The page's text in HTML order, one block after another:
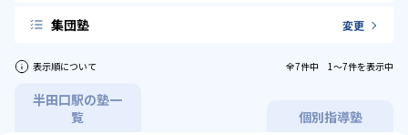
集団塾 変更
表示順について 全7件中 1〜7件を表示中
半田口駅の塾一
覧
個別指導塾